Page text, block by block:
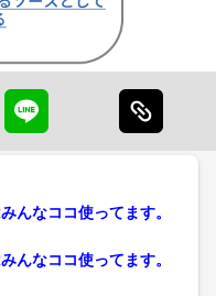
んなココ使ってます。
んなココ使ってます。